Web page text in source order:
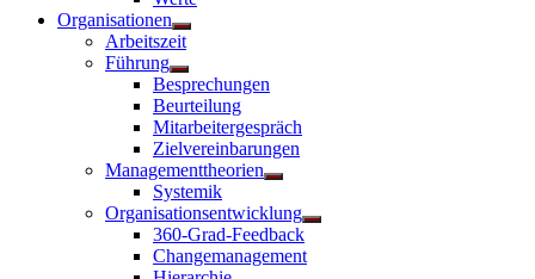
Organisationen
Untermenü
anzeigen
Arbeitszeit
Führung
Untermenü
anzeigen
Besprechungen
Beurteilung
Mitarbeitergespräch
Zielvereinbarungen
Managementtheorien
Untermenü
Systemik
Organisationsentwicklung
Untermenü
360-Grad-Feedback
Changemanagement